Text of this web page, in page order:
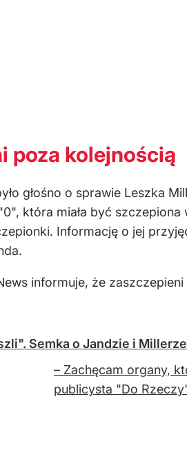
poza kolejnością
głośno o sprawie Leszka
która miała być
Informację o jej
informuje, że
Semka o Jandzie i Millerze
– Zachęcam organy,
publicysta "Do